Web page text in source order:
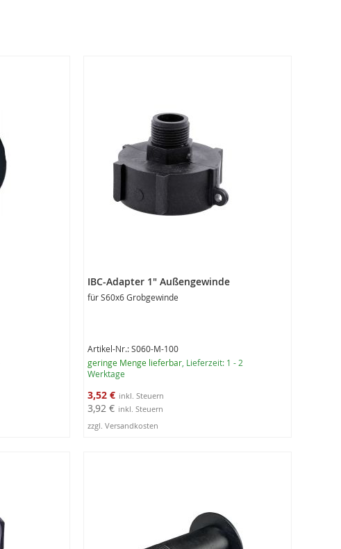
IBC-Adapter 1" Außengewinde
für S60x6 Grobgewinde
Artikel-Nr.: S060-M-100
geringe Menge lieferbar , Lieferzeit: 1 - 2
Werktage
Sonderangebot
3,52 €
3,92 €
zzgl. Versandkosten